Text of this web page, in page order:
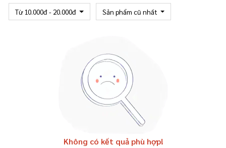
Từ 10.000đ - 20.000đ Sản phẩm cũ nhất
Không có kết quả phù hợp!